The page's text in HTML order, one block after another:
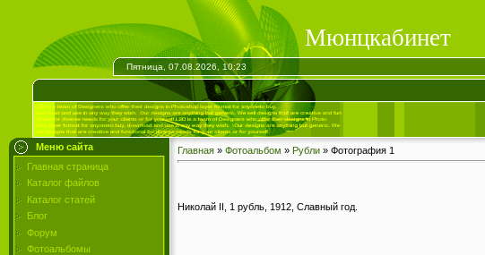
Мюнцкабинет
Пятница, 07.08.2026, 10:23
Меню сайта
Главная страница
Каталог файлов
Каталог статей
Блог
Форум
Фотоальбомы
Главная » Фотоальбом » Рубли » Фотография 1
Николай II, 1 рубль, 1912, Славный год.